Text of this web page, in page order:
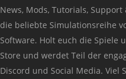
News, Mods, Tutorials,
die beliebte Simulationsreihe
Software. Holt euch die Spiele
Store und werdet Teil der
Discord und Social Media. Viel